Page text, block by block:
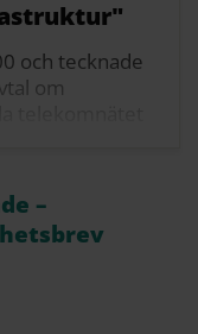
och tecknade
om
telekomnätet
Europa.
–